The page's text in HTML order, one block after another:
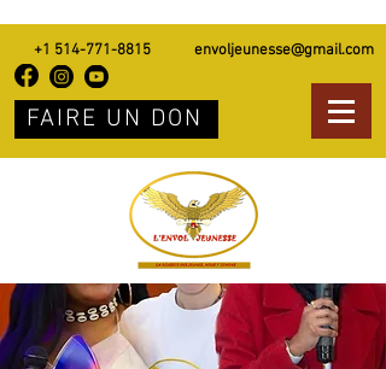
+1 514-771-8815 envoljeunesse@gmail.com
FAIRE UN DON